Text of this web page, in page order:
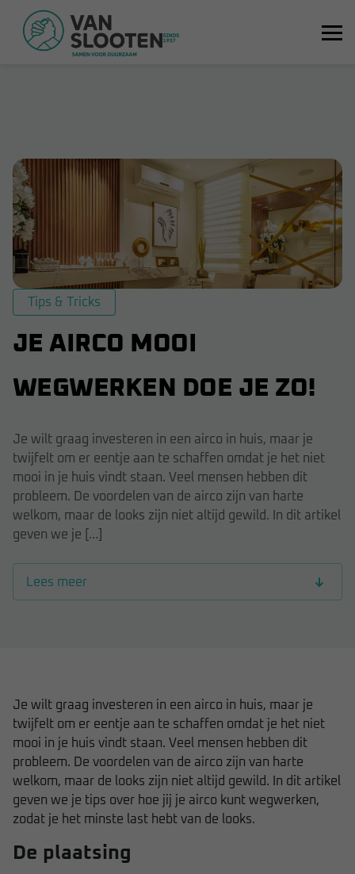
Tips & Tricks
JE AIRCO MOOI
WEGWERKEN DOE JE ZO!
Je wilt graag investeren in een airco in huis, maar je
twijfelt om er eentje aan te schaffen omdat je het niet
mooi in je huis vindt staan. Veel mensen hebben dit
probleem. De voordelen van de airco zijn van harte
welkom, maar de looks zijn niet altijd gewild. In dit artikel
geven we je […]
Lees meer
Je wilt graag investeren in een airco in huis, maar je
twijfelt om er eentje aan te schaffen omdat je het niet
mooi in je huis vindt staan. Veel mensen hebben dit
probleem. De voordelen van de airco zijn van harte
welkom, maar de looks zijn niet altijd gewild. In dit artikel
geven we je tips over hoe jij je airco kunt wegwerken,
zodat je het minste last hebt van de looks.
De plaatsing